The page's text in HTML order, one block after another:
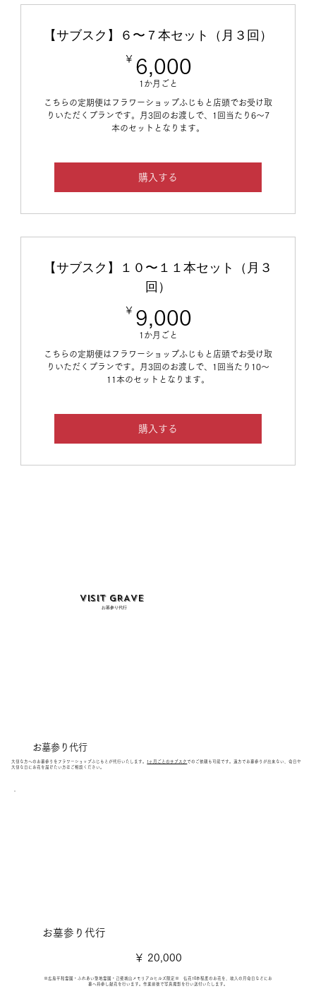
【サブスク】６〜７本セット（月３回）
￥ 6,000
1か月ごと
こちらの定期便はフラワーショップふじもと店頭でお受け取
りいただくプランです。月3回のお渡しで、1回当たり6～7
本のセットとなります。
購入する
【サブスク】１０〜１１本セット（月３
回）
￥ 9,000
1か月ごと
こちらの定期便はフラワーショップふじもと店頭でお受け取
りいただくプランです。月3回のお渡しで、1回当たり10～
11本のセットとなります。
購入する
VISIT GRAVE
お墓参り代行
お墓参り代行
大切な方へのお墓参りをフラワーショップふじもとが代行いたします。 1ヶ月ごとのサブスクでのご依頼も可能です。​遠方でお墓参りが出来ない、命日や
大切な日にお花を届けたい方はご相談ください。
お墓参り代行
￥ 20,000
※広島平和霊園・ふれあい聖地霊園・己斐城山メモリアルヒルズ限定※ 仏花10本程度のお花を、故人の月命日などにお
墓へ持参し献花を行います。作業前後で写真撮影を行い送付いたします。